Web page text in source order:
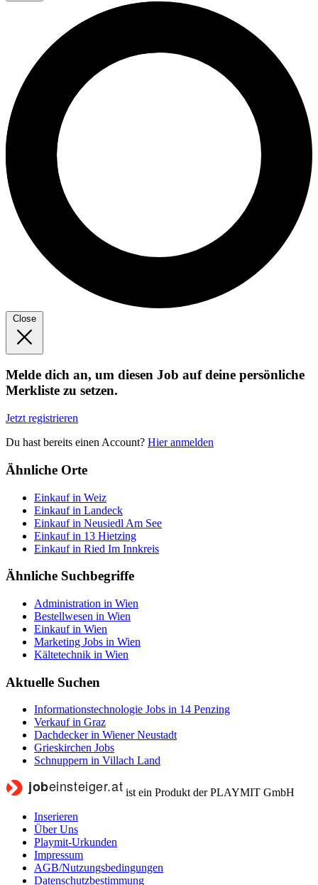
Close
Melde dich an, um diesen Job auf deine persönliche
Merkliste zu setzen.
Jetzt registrieren
Du hast bereits einen Account? Hier anmelden
Ähnliche Orte
Einkauf in Weiz
Einkauf in Landeck
Einkauf in Neusiedl Am See
Einkauf in 13 Hietzing
Einkauf in Ried Im Innkreis
Ähnliche Suchbegriffe
Administration in Wien
Bestellwesen in Wien
Einkauf in Wien
Marketing Jobs in Wien
Kältetechnik in Wien
Aktuelle Suchen
Informationstechnologie Jobs in 14 Penzing
Verkauf in Graz
Dachdecker in Wiener Neustadt
Grieskirchen Jobs
Schnuppern in Villach Land
ist ein Produkt der PLAYMIT GmbH
Inserieren
Über Uns
Playmit-Urkunden
Impressum
AGB/Nutzungsbedingungen
Datenschutzbestimmung